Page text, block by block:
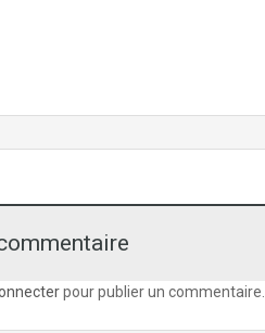
pour publier un commentaire.